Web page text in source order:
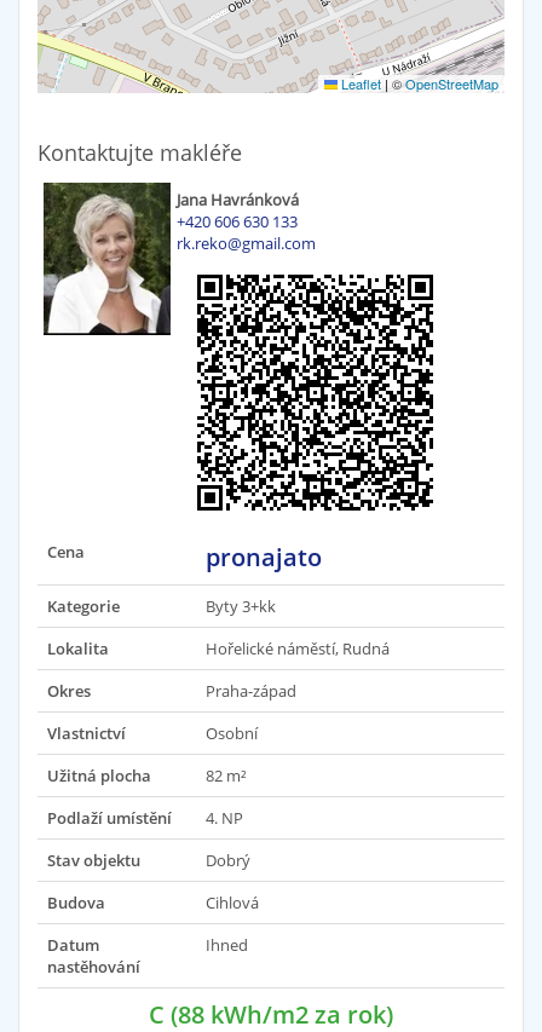
Leaflet | ©OpenStreetMap
Kontaktujte makléře
Jana Havránková
+420 606 630 133
rk.reko@gmail.com
Cena pronajato
Kategorie
Byty 3+kk
Lokalita
Hořelické náměstí, Rudná
Okres
Praha-západ
Vlastnictví
Osobní
Užitná plocha
82 m²
Podlaží umístění
4. NP
Stav objektu
Dobrý
Budova
Cihlová
Datum
nastěhování
Ihned
C (88 kWh/m2 za rok)